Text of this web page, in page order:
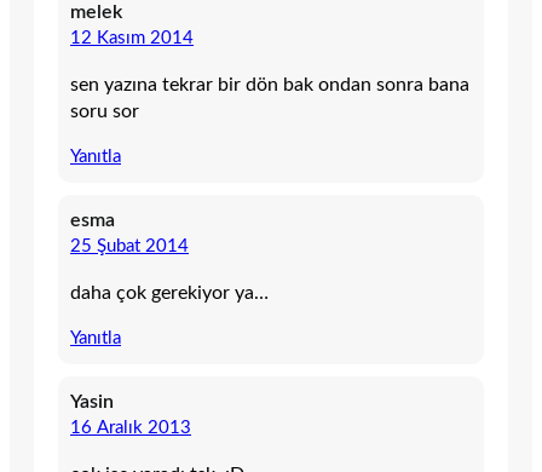
melek
12 Kasım 2014
sen yazına tekrar bir dön bak ondan sonra bana
soru sor
Yanıtla
esma
25 Şubat 2014
daha çok gerekiyor ya…
Yanıtla
Yasin
16 Aralık 2013